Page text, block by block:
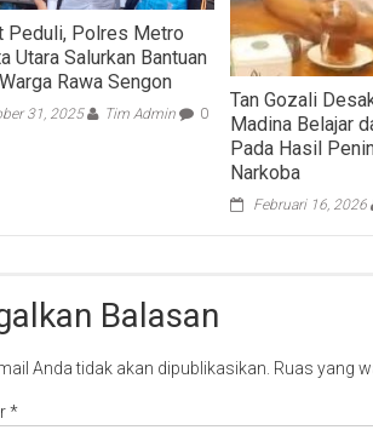
Peduli, Polres Metro
Utara Salurkan Bantuan
Rawa Sengon
31, 2025 Tim Admin 0
Tan Gozali
Madina Belajar
Pada Hasil
Narkoba
Februari 16, 2026
Balasan
Anda tidak akan dipublikasikan. Ruas yang
*